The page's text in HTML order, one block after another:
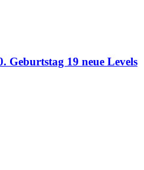
Geburtstag 19 neue Levels